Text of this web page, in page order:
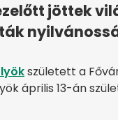
jöttek
született a
április 13-án